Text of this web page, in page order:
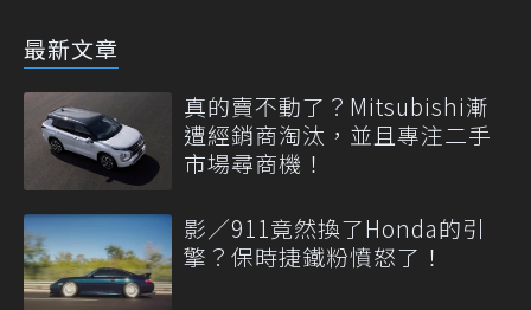
最新文章
真的賣不動了？Mitsubishi漸
遭經銷商淘汰，並且專注二手
市場尋商機！
影／911竟然換了Honda的引
擎？保時捷鐵粉憤怒了！